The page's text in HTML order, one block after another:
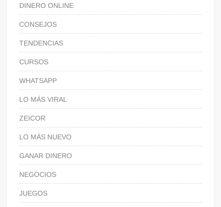
DINERO ONLINE
CONSEJOS
TENDENCIAS
CURSOS
WHATSAPP
LO MÁS VIRAL
ZEICOR
LO MÁS NUEVO
GANAR DINERO
NEGOCIOS
JUEGOS